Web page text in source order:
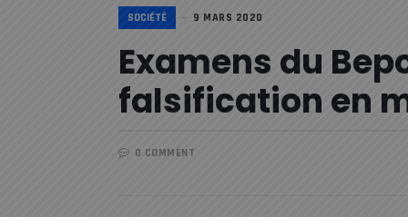
SOCIÉTÉ 9 MARS 2020
Examens du
falsification en
0 COMMENT